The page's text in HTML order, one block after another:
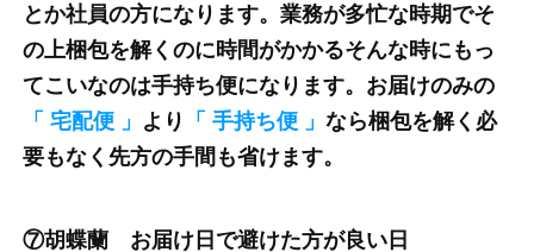
とか社員の方になります。業務が多忙な時期でそ
の上梱包を解くのに時間がかかるそんな時にもっ
てこいなのは手持ち便になります。お届けのみの
「 宅配便 」 より 「 手持ち便 」 なら梱包を解く必
要もなく先方の手間も省けます。
⑦胡蝶蘭 お届け日で避けた方が良い日